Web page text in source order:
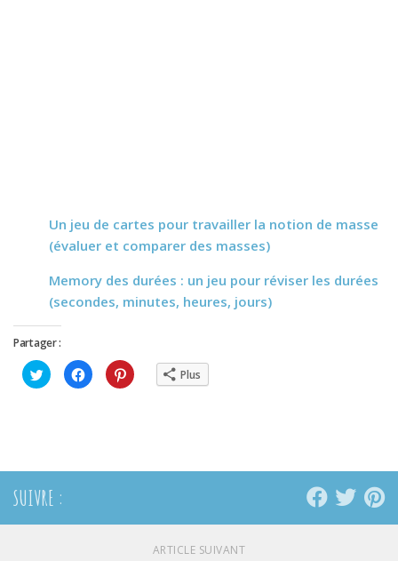
Un jeu de cartes pour travailler la notion de masse
(évaluer et comparer des masses)
Memory des durées : un jeu pour réviser les durées
(secondes, minutes, heures, jours)
Partager :
Cliquez
pour
partager
Cliquez
pour
partager
Cliquez
pour Plus
SUIVRE :
ARTICLE SUIVANT